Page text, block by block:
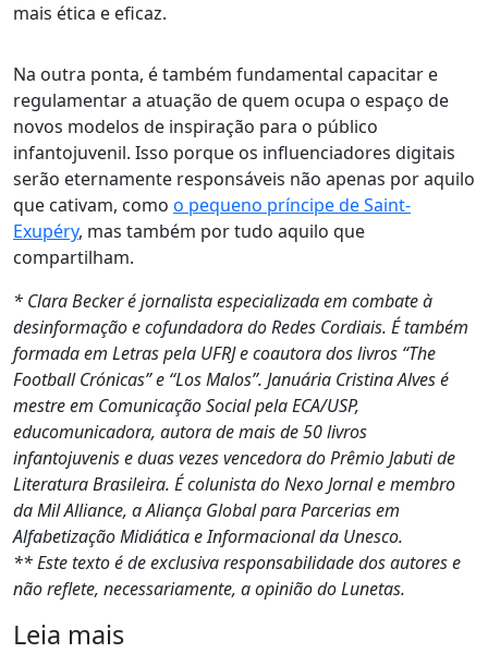
mais ética e eficaz.
Na outra ponta, é também fundamental capacitar e
regulamentar a atuação de quem ocupa o espaço de
novos modelos de inspiração para o público
infantojuvenil. Isso porque os influenciadores digitais
serão eternamente responsáveis não apenas por aquilo
que cativam, como o pequeno príncipe de Saint-
Exupéry, mas também por tudo aquilo que
compartilham.
* Clara Becker é jornalista especializada em combate à
desinformação e cofundadora do Redes Cordiais. É também
formada em Letras pela UFRJ e coautora dos livros “The
Football Crónicas” e “Los Malos”. Januária Cristina Alves é
mestre em Comunicação Social pela ECA/USP,
educomunicadora, autora de mais de 50 livros
infantojuvenis e duas vezes vencedora do Prêmio Jabuti de
Literatura Brasileira. É colunista do Nexo Jornal e membro
da Mil Alliance, a Aliança Global para Parcerias em
Alfabetização Midiática e Informacional da Unesco.
** Este texto é de exclusiva responsabilidade dos autores e
não reflete, necessariamente, a opinião do Lunetas.
Leia mais